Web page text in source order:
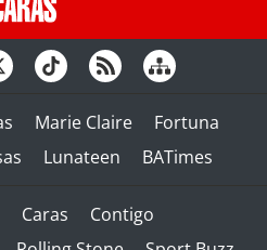
Marie Claire
Fortuna
Lunateen BATimes
Caras
Contigo